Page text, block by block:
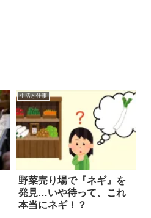
生活と仕事
野菜売り場で『ネギ』を
発見…いや待って、これ
本当にネギ！？